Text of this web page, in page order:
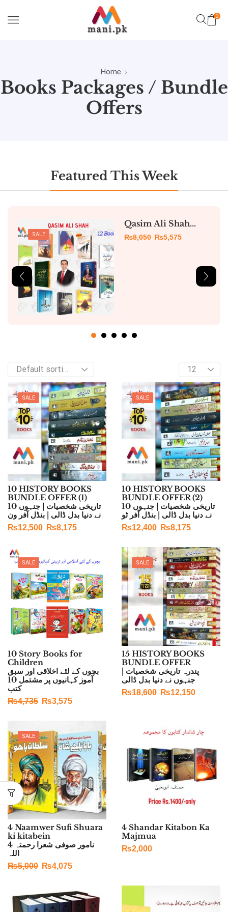
0
Home
Books Packages / Bundle
Offers
Featured This Week
SALE
Qasim Ali Shah...
₨8,050 ₨5,575
SALE
10 HISTORY BOOKS
BUNDLE OFFER (1)
10 تاریخی شخصیات | جنہوں
نے دنیا بدل ڈالی | بنڈل آفر ون
₨12,500 ₨8,175
SALE
10 HISTORY BOOKS
BUNDLE OFFER (2)
10 تاریخی شخصیات | جنہوں
نے دنیا بدل ڈالی | بنڈل آفر ٹو
₨12,400 ₨8,175
SALE
10 Story Books for
Children
بچوں کے لئے اخلاقی اور سبق
آموز کہانیوں پر مشتمل 10
کتب
₨4,735 ₨3,575
SALE
15 HISTORY BOOKS
BUNDLE OFFER
پندرہ تاریخی شخصیات |
جنہوں نے دنیا بدل ڈالی
₨18,600 ₨12,150
SALE
4 Naamwer Sufi Shuara
ki kitabein
4 نامور صوفی شعرا رحمتہ
اللہ
₨5,000 ₨4,075
4 Shandar Kitabon Ka
Majmua
₨2,000